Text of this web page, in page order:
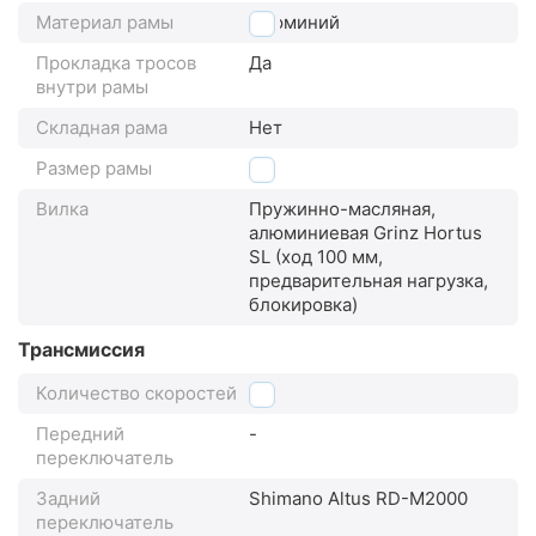
Материал рамы
алюминий
Прокладка тросов
внутри рамы
Да
Складная рама
Нет
Размер рамы
15"
Вилка
Пружинно-масляная,
алюминиевая Grinz Hortus
SL (ход 100 мм,
предварительная нагрузка,
блокировка)
Трансмиссия
Количество скоростей 9
Передний
переключатель
-
Задний
переключатель
Shimano Altus RD-M2000